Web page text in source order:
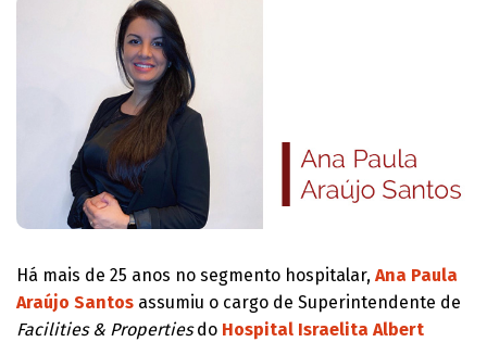
Há mais de 25 anos no segmento hospitalar, Ana Paula
Araújo Santos assumiu o cargo de Superintendente de
Facilities & Propertiesdo Hospital Israelita Albert